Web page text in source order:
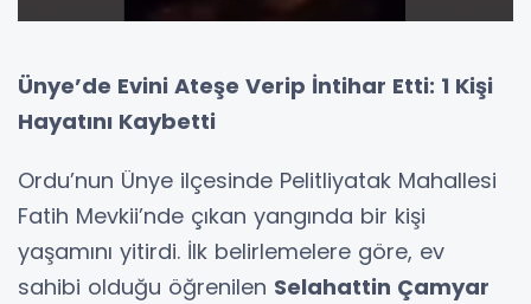
Ünye’de Evini Ateşe Verip İntihar Etti: 1 Kişi
Hayatını Kaybetti
Ordu’nun Ünye ilçesinde Pelitliyatak Mahallesi
Fatih Mevkii’nde çıkan yangında bir kişi
yaşamını yitirdi. İlk belirlemelere göre, ev
sahibi olduğu öğrenilen Selahattin Çamyar